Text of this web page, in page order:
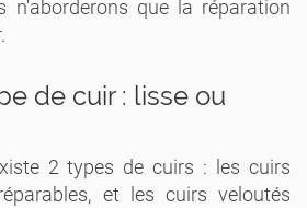
n'aborderons que la réparation
de cuir : lisse ou
2 types de cuirs : les cuirs
et les cuirs veloutés